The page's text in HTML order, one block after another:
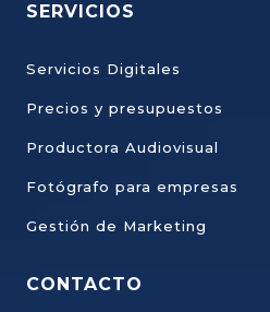
SERVICIOS
Servicios Digitales
Precios y presupuestos
Productora Audiovisual
Fotógrafo para empresas
Gestión de Marketing
CONTACTO